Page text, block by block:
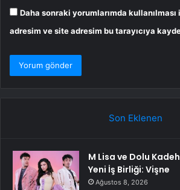
Daha sonraki yorumlarımda kullanılması
adresim ve site adresim bu tarayıcıya
Son Eklenen
M Lisa ve Dolu
Yeni İş Birliği: Vişne
Ağustos 8, 2026